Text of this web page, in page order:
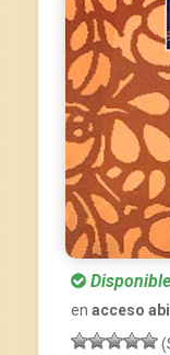
en acceso